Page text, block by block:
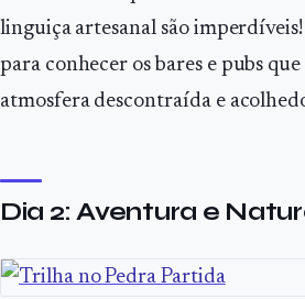
linguiça artesanal são
para conhecer os bares e pubs
atmosfera descontraída e
Dia 2: Aventura e